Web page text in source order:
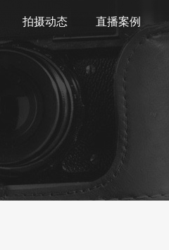
拍摄动态 直播案例